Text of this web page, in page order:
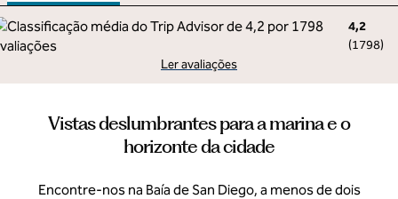
4,2
(1798)
Ler avaliações
Vistas deslumbrantes para a marina e o
horizonte da cidade
Encontre-nos na Baía de San Diego, a menos de dois